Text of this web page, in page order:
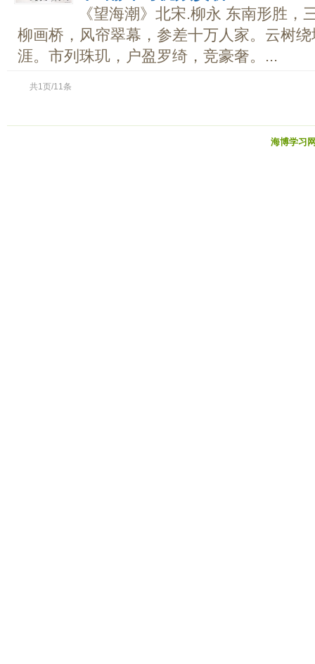
《望海潮》北宋.柳永 东南形胜，
柳画桥，风帘翠幕，参差十万人家。云树
涯。市列珠玑，户盈罗绮，竞豪奢。...
共1页/11条
海博学习